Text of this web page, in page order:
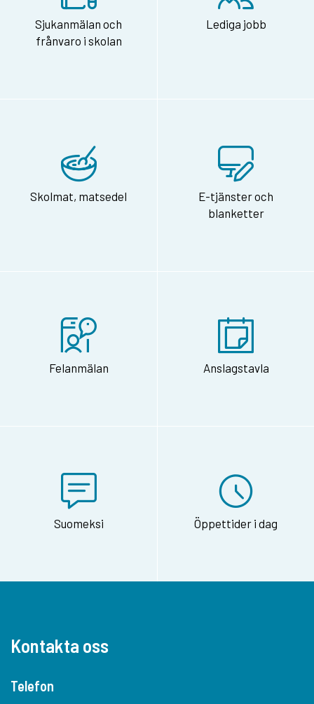
Sjukanmälan och
frånvaro i skolan
Lediga jobb
Skolmat, matsedel
E-tjänster och
blanketter
Felanmälan Anslagstavla
Suomeksi Öppettider i dag
Kontakta oss
Telefon